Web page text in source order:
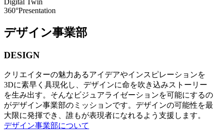
Digital Twin
360°Presentation
デザイン事業部
DESIGN
クリエイターの魅力あるアイデアやインスピレーションを
3Dに素早く具現化し、デザインに命を吹き込みストーリー
を生み出す。そんなビジュアライゼーションを可能にするの
がデザイン事業部のミッションです。デザインの可能性を最
大限に発揮でき、誰もが表現者になれるよう支援します。
デザイン事業部について